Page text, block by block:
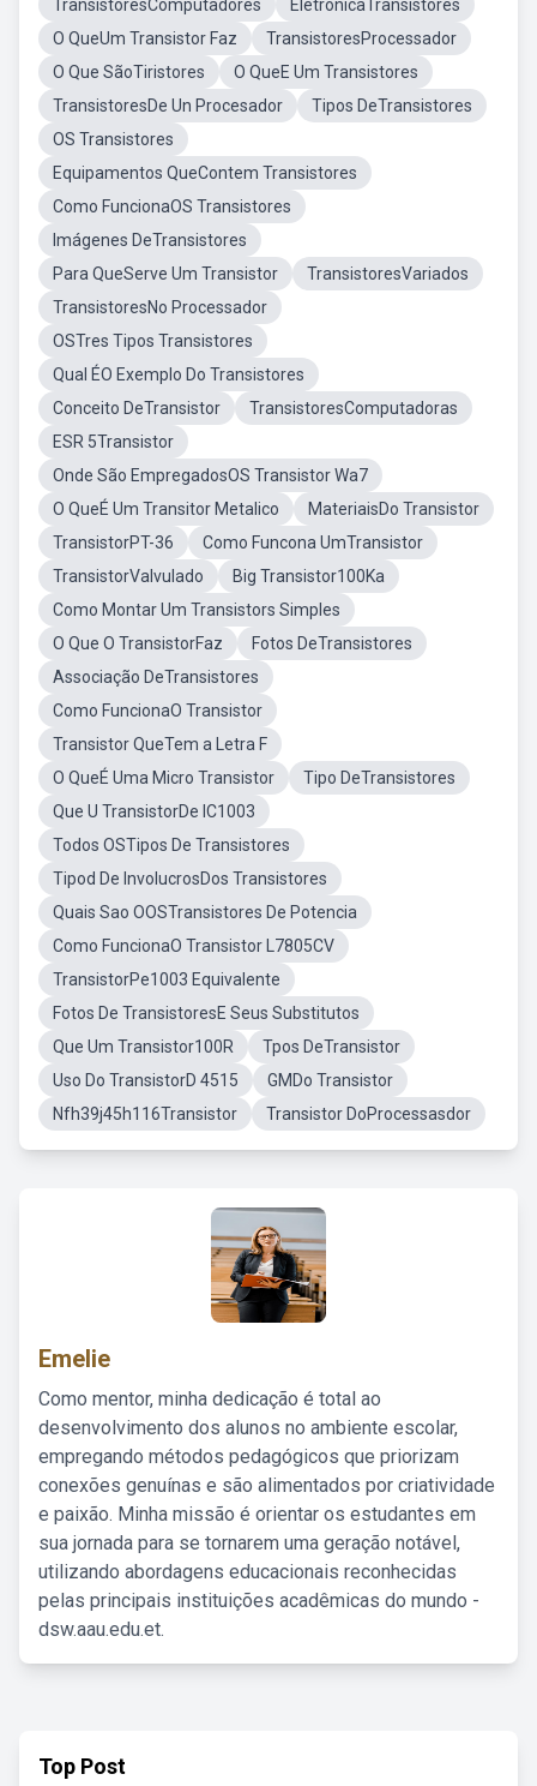
TransistoresComputadores
EletronicaTransistores
O QueUm Transistor Faz
TransistoresProcessador
O Que SãoTiristores
O QueE Um Transistores
TransistoresDe Un Procesador
Tipos DeTransistores
OS Transistores
Equipamentos QueContem Transistores
Como FuncionaOS Transistores
Imágenes DeTransistores
Para QueServe Um Transistor
TransistoresVariados
TransistoresNo Processador
OSTres Tipos Transistores
Qual ÉO Exemplo Do Transistores
Conceito DeTransistor
TransistoresComputadoras
ESR 5Transistor
Onde São EmpregadosOS Transistor Wa7
O QueÉ Um Transitor Metalico
MateriaisDo Transistor
TransistorPT-36
Como Funcona UmTransistor
TransistorValvulado
Big Transistor100Ka
Como Montar Um Transistors Simples
O Que O TransistorFaz
Fotos DeTransistores
Associação DeTransistores
Como FuncionaO Transistor
Transistor QueTem a Letra F
O QueÉ Uma Micro Transistor
Tipo DeTransistores
Que U TransistorDe IC1003
Todos OSTipos De Transistores
Tipod De InvolucrosDos Transistores
Quais Sao OOSTransistores De Potencia
Como FuncionaO Transistor L7805CV
TransistorPe1003 Equivalente
Fotos De TransistoresE Seus Substitutos
Que Um Transistor100R
Tpos DeTransistor
Uso Do TransistorD 4515
GMDo Transistor
Nfh39j45h116Transistor
Transistor DoProcessasdor
Emelie
Como mentor, minha dedicação é total ao
desenvolvimento dos alunos no ambiente escolar,
empregando métodos pedagógicos que priorizam
conexões genuínas e são alimentados por criatividade
e paixão. Minha missão é orientar os estudantes em
sua jornada para se tornarem uma geração notável,
utilizando abordagens educacionais reconhecidas
pelas principais instituições acadêmicas do mundo -
dsw.aau.edu.et.
Top Post